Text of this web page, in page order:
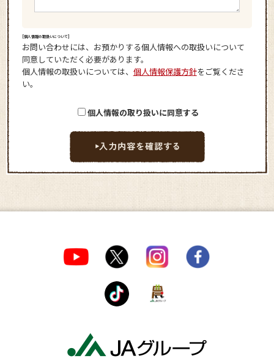
[個人情報の取扱いについて]
お問い合わせには、お預かりする個人情報への取扱いについて
同意していただく必要があります。
個人情報の取扱いについては、 個人情報保護方針をご覧くださ
い。
個人情報の取り扱いに同意する